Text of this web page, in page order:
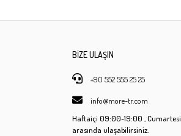
BİZE ULAŞIN
+90 552 555 25 25
info@more-tr.com
Haftaiçi 09:00-19:00 , Cumartesi
arasında ulaşabilirsiniz.